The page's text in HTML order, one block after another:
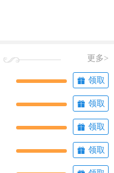
更多>
领取
领取
领取
领取